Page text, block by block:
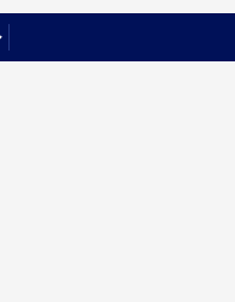
Marketing pagina’s
Veiligheid pagina’s